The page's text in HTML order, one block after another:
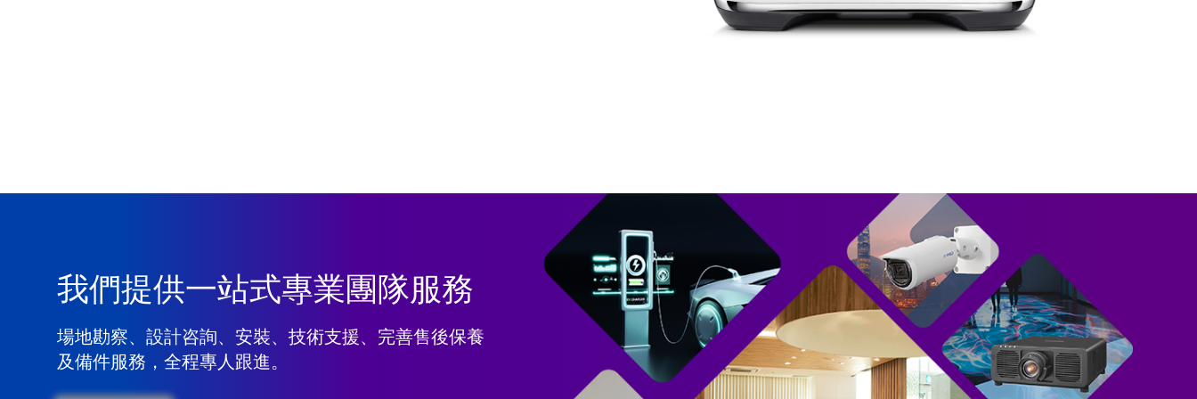
我們提供一站式專業團隊服務
場地勘察、設計咨詢、安裝、技術支援、完善售後保養
及備件服務，全程專人跟進。